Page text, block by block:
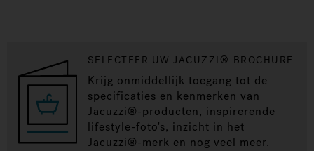
SELECTEER UW JACUZZI®-BROCHURE
Krijg onmiddellijk toegang tot de
specificaties en kenmerken van
Jacuzzi®-producten, inspirerende
lifestyle-foto's, inzicht in het
Jacuzzi®-merk en nog veel meer.